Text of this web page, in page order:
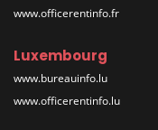
www.officerentinfo.fr
Luxembourg
www.bureauinfo.lu
www.officerentinfo.lu